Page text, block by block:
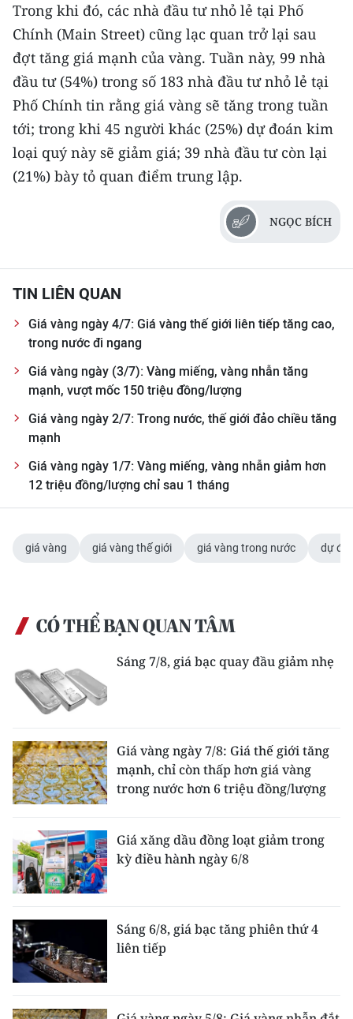
Trong khi đó, các nhà đầu tư nhỏ lẻ tại Phố
Chính (Main Street) cũng lạc quan trở lại sau
đợt tăng giá mạnh của vàng. Tuần này, 99 nhà
đầu tư (54%) trong số 183 nhà đầu tư nhỏ lẻ tại
Phố Chính tin rằng giá vàng sẽ tăng trong tuần
tới; trong khi 45 người khác (25%) dự đoán kim
loại quý này sẽ giảm giá; 39 nhà đầu tư còn lại
(21%) bày tỏ quan điểm trung lập.
NGỌC BÍCH
TIN LIÊN QUAN
Giá vàng ngày 4/7: Giá vàng thế giới liên tiếp tăng cao,
trong nước đi ngang
Giá vàng ngày (3/7): Vàng miếng, vàng nhẫn tăng
mạnh, vượt mốc 150 triệu đồng/lượng
Giá vàng ngày 2/7: Trong nước, thế giới đảo chiều tăng
mạnh
Giá vàng ngày 1/7: Vàng miếng, vàng nhẫn giảm hơn
12 triệu đồng/lượng chỉ sau 1 tháng
giá vàng giá vàng thế giới giá vàng trong nước dự
CÓ THỂ BẠN QUAN TÂM
Sáng 7/8, giá bạc quay đầu giảm nhẹ
Giá vàng ngày 7/8: Giá thế giới tăng
mạnh, chỉ còn thấp hơn giá vàng
trong nước hơn 6 triệu đồng/lượng
Giá xăng dầu đồng loạt giảm trong
kỳ điều hành ngày 6/8
Sáng 6/8, giá bạc tăng phiên thứ 4
liên tiếp